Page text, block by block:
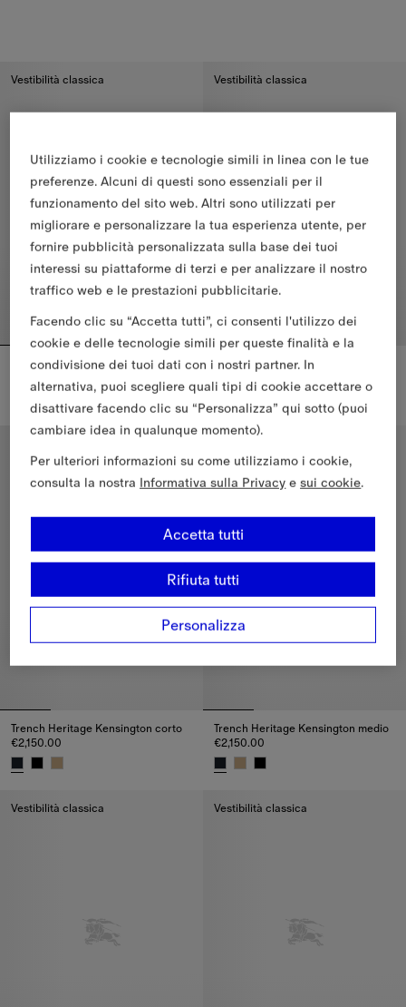
Vestibilità classica
Trench Heritage Kensington corto
€2,150.00
Trench Heritage Kensington corto, €2,150.00
Vestibilità classica
Trench Heritage Kensington corto
€2,150.00
Trench Heritage Kensington
Trench Heritage Kensington corto
€2,150.00
Trench Heritage Kensington medio
€2,150.00
Vestibilità classica Vestibilità classica
Utilizziamo i cookie e tecnologie simili in linea con le tue
preferenze. Alcuni di questi sono essenziali per il
funzionamento del sito web. Altri sono utilizzati per
migliorare e personalizzare la tua esperienza utente, per
fornire pubblicità personalizzata sulla base dei tuoi
interessi su piattaforme di terzi e per analizzare il nostro
traffico web e le prestazioni pubblicitarie.
Facendo clic su “Accetta tutti”, ci consenti l'utilizzo dei
cookie e delle tecnologie simili per queste finalità e la
condivisione dei tuoi dati con i nostri partner. In
alternativa, puoi scegliere quali tipi di cookie accettare o
disattivare facendo clic su “Personalizza” qui sotto (puoi
cambiare idea in qualunque momento).
Per ulteriori informazioni su come utilizziamo i cookie,
consulta la nostra Informativa sulla Privacy esui cookie.
Personalizza
Rifiuta tutti
Accetta tutti